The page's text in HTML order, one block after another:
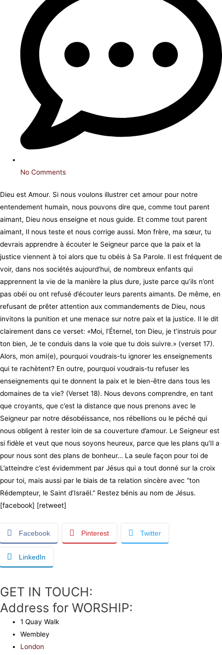
No Comments
Dieu est Amour. Si nous voulons illustrer cet amour pour notre
entendement humain, nous pouvons dire que, comme tout parent
aimant, Dieu nous enseigne et nous guide. Et comme tout parent
aimant, Il nous teste et nous corrige aussi. Mon frère, ma sœur, tu
devrais apprendre à écouter le Seigneur parce que la paix et la
justice viennent à toi alors que tu obéis à Sa Parole. Il est fréquent de
voir, dans nos sociétés aujourd’hui, de nombreux enfants qui
apprennent la vie de la manière la plus dure, juste parce qu’ils n’ont
pas obéi ou ont refusé d’écouter leurs parents aimants. De même, en
refusant de prêter attention aux commandements de Dieu, nous
invitons la punition et une menace sur notre paix et la justice. Il le dit
clairement dans ce verset: «Moi, l’Éternel, ton Dieu, je t’instruis pour
ton bien, Je te conduis dans la voie que tu dois suivre.» (verset 17).
Alors, mon ami(e), pourquoi voudrais-tu ignorer les enseignements
qui te rachètent? En outre, pourquoi voudrais-tu refuser les
enseignements qui te donnent la paix et le bien-être dans tous les
domaines de ta vie? (Verset 18). Nous devons comprendre, en tant
que croyants, que c’est la distance que nous prenons avec le
Seigneur par notre désobéissance, nos rébellions ou le péché qui
nous obligent à rester loin de sa couverture d’amour. Le Seigneur est
si fidèle et veut que nous soyons heureux, parce que les plans qu’Il a
pour nous sont des plans de bonheur… La seule façon pour toi de
L’atteindre c’est évidemment par Jésus qui a tout donné sur la croix
pour toi, mais aussi par le biais de ta relation sincère avec “ton
Rédempteur, le Saint d’Israël.” Restez bénis au nom de Jésus.
[facebook] [retweet]
Facebook Pinterest Twitter
LinkedIn
GET IN TOUCH:
Address for WORSHIP:
1 Quay Walk
Wembley
London